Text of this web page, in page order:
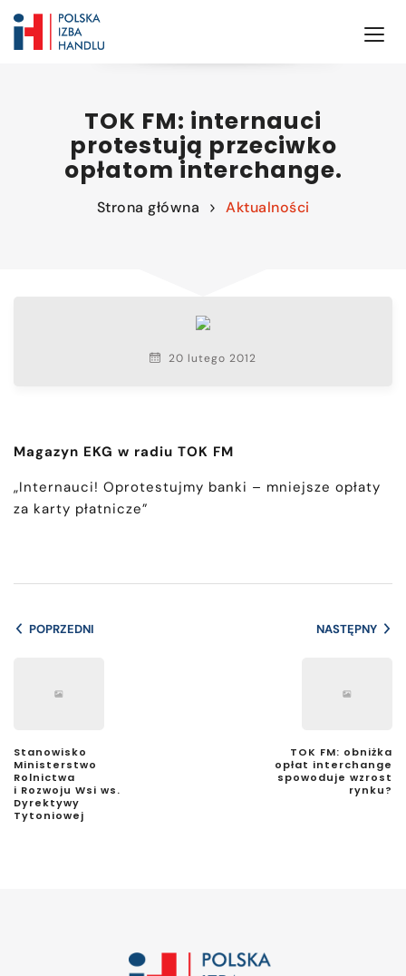
TOK FM: internauci
protestują przeciwko
opłatom interchange.
Strona główna Aktualności
20 lutego 2012
Magazyn EKG w radiu TOK FM
„Internauci! Oprotestujmy banki – mniejsze opłaty
za karty płatnicze”
POPRZEDNI
Stanowisko
Ministerstwo
Rolnictwa
i Rozwoju Wsi ws.
Dyrektywy
Tytoniowej
NASTĘPNY
TOK FM: obniżka
opłat interchange
spowoduje wzrost
rynku?